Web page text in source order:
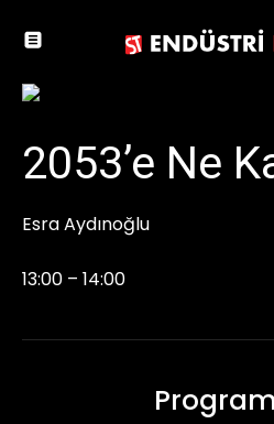
2053’e Ne
Esra Aydınoğlu
13:00 – 14:00